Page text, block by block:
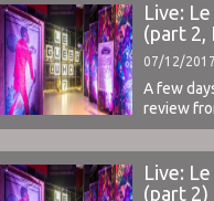
Live:
(part 2,
07/12/
A few
review
Utrecht,
Group,
Amadou
Live:
(part 2)